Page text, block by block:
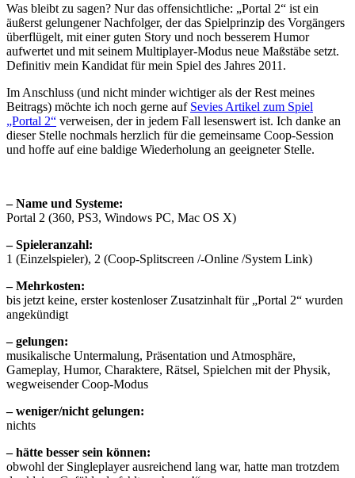
Was bleibt zu sagen? Nur das offensichtliche: „Portal 2“ ist ein
äußerst gelungener Nachfolger, der das Spielprinzip des Vorgängers
überflügelt, mit einer guten Story und noch besserem Humor
aufwertet und mit seinem Multiplayer-Modus neue Maßstäbe setzt.
Definitiv mein Kandidat für mein Spiel des Jahres 2011.
Im Anschluss (und nicht minder wichtiger als der Rest meines
Beitrags) möchte ich noch gerne auf Sevies Artikel zum Spiel
„Portal 2“ verweisen, der in jedem Fall lesenswert ist. Ich danke an
dieser Stelle nochmals herzlich für die gemeinsame Coop-Session
und hoffe auf eine baldige Wiederholung an geeigneter Stelle.
– Name und Systeme:
Portal 2 (360, PS3, Windows PC, Mac OS X)
– Spieleranzahl:
1 (Einzelspieler), 2 (Coop-Splitscreen /-Online /System Link)
– Mehrkosten:
bis jetzt keine, erster kostenloser Zusatzinhalt für „Portal 2“ wurden
angekündigt
– gelungen:
musikalische Untermalung, Präsentation und Atmosphäre,
Gameplay, Humor, Charaktere, Rätsel, Spielchen mit der Physik,
wegweisender Coop-Modus
– weniger/nicht gelungen:
nichts
– hätte besser sein können:
obwohl der Singleplayer ausreichend lang war, hatte man trotzdem